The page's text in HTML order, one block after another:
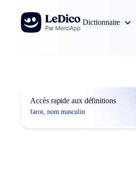
Aller au contenu
Dictionnaire
Accès rapide aux définitions
farot, nom masculin